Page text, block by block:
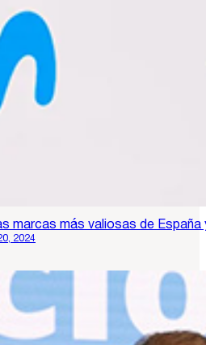
marcas más valiosas de España
2024